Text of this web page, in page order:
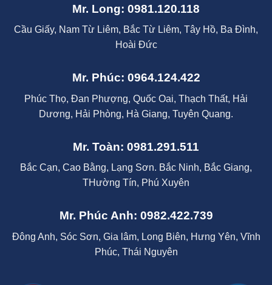
Mr. Long: 0981.120.118
Cầu Giấy, Nam Từ Liêm, Bắc Từ Liêm, Tây Hồ, Ba Đình,
Hoài Đức
Mr. Phúc: 0964.124.422
Phúc Thọ, Đan Phượng, Quốc Oai, Thạch Thất, Hải
Dương, Hải Phòng, Hà Giang, Tuyên Quang.
Mr. Toàn: 0981.291.511
Bắc Cạn, Cao Bằng, Lạng Sơn. Bắc Ninh, Bắc Giang,
THường Tín, Phú Xuyên
Mr. Phúc Anh: 0982.422.739
Đông Anh, Sóc Sơn, Gia lâm, Long Biên, Hưng Yên, Vĩnh
Phúc, Thái Nguyên